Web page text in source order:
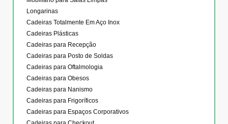
Longarinas
Cadeiras Totalmente Em Aço Inox
Cadeiras Plásticas
Cadeiras para Recepção
Cadeiras para Posto de Soldas
Cadeiras para Oftalmologia
Cadeiras para Obesos
Cadeiras para Nanismo
Cadeiras para Frigoríficos
Cadeiras para Espaços Corporativos